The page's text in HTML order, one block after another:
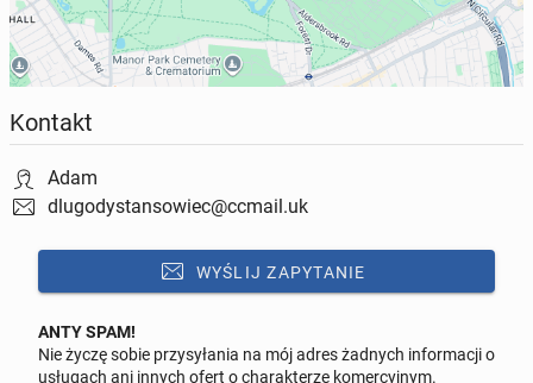
Kontakt
Adam
dlugodystansowiec@ccmail.uk
WYŚLIJ ZAPYTANIE
Odpowiedz na ofertę tego ogłoszenia
ANTY SPAM!
Nie życzę sobie przysyłania na mój adres żadnych informacji o
usługach ani innych ofert o charakterze komercyjnym.